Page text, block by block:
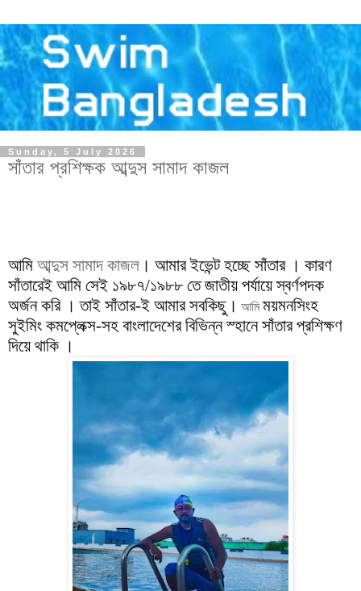
Sunday, 5 July 2026
সাঁতার প্রশিক্ষক আব্দুস সামাদ কাজল
আমি আব্দুস সামাদ কাজল । আমার ইভেন্ট হচ্ছে সাঁতার । কারণ
সাঁতারেই আমি সেই ১৯৮৭/১৯৮৮ তে জাতীয় পর্যায়ে স্বর্ণপদক
অর্জন করি । তাই সাঁতার-ই আমার সবকিছু। আমিময়মনসিংহ
সুইমিং কমপ্লেক্স-সহ বাংলাদেশের বিভিন্ন স্হানে সাঁতার প্রশিক্ষণ
দিয়ে থাকি ।